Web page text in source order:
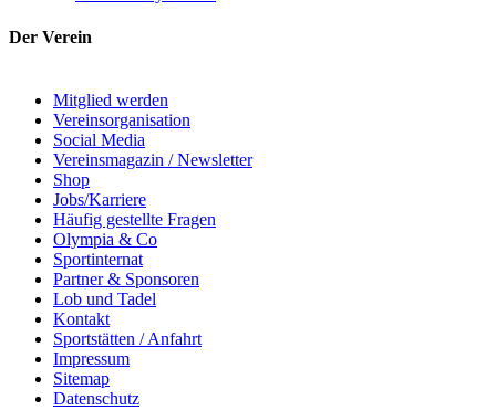
Der Verein
Mitglied werden
Vereinsorganisation
Social Media
Vereinsmagazin / Newsletter
Shop
Jobs/Karriere
Häufig gestellte Fragen
Olympia & Co
Sportinternat
Partner & Sponsoren
Lob und Tadel
Kontakt
Sportstätten / Anfahrt
Impressum
Sitemap
Datenschutz